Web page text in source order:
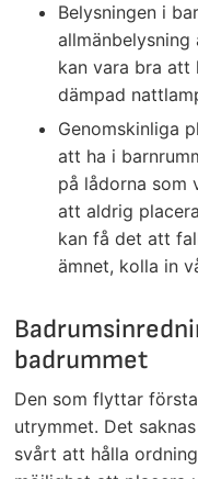
Belysningen i
kan vara bra att
dämpad
Genomskinliga
att ha i
på lådorna som
att aldrig
kan få det att
ämnet, kolla in
badrummet
Den som flyttar
utrymmet. Det
svårt att hålla